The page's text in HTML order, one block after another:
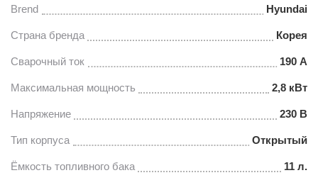
Brend Hyundai
Страна бренда Корея
Сварочный ток 190 А
Максимальная мощность 2,8 кВт
Напряжение 230 В
Тип корпуса Открытый
Ёмкость топливного бака 11 л.